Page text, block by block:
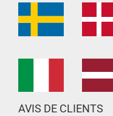
AVIS DE CLIENTS